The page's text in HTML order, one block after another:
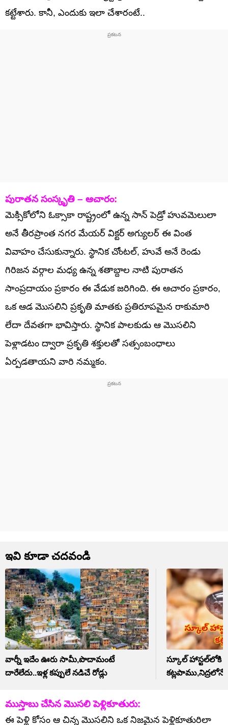
కట్టేశారు. కానీ, ఎందుకు ఇలా చేశారంటే..
పురాతన సంస్కృతి – ఆచారం:
మెక్సికోలోని ఓక్సాకా రాష్ట్రంలో ఉన్న సాన్ పెడ్రో హువమెలులా
అనే తీరప్రాంత నగర మేయర్ విక్టర్ అగ్యులర్ ఈ వింత
వివాహం చేసుకున్నారు. స్థానిక చోంటల్, హువే అనే రెండు
గిరిజన వర్గాల మధ్య ఉన్న శతాబ్దాల నాటి పురాతన
సాంప్రదాయం ప్రకారం ఈ వేడుక జరిగింది. ఈ ఆచారం ప్రకారం,
ఒక ఆడ మొసలిని ప్రకృతి మాతకు ప్రతిరూపమైన రాకుమారి
లేదా దేవతగా భావిస్తారు. స్థానిక పాలకుడు ఆ మొసలిని
పెళ్లాడటం ద్వారా ప్రకృతి శక్తులతో సత్సంబంధాలు
ఏర్పడతాయని వారి నమ్మకం.
ఇవి కూడా చదవండి
వార్నీ ఇదేం ఊరు సామీ,పొదామంటే
దారేలేదు..ఇళ్ల కప్పులే నడిచే రోడ్లు
స్కూల్ హాస్టల్‌లోకి
ముస్తాబు చేసిన మొసలి పెళ్లికూతురు:
ఈ పెళ్లి కోసం ఆ చిన్న మొసలిని ఒక నిజమైన పెళ్లికూతురిలా